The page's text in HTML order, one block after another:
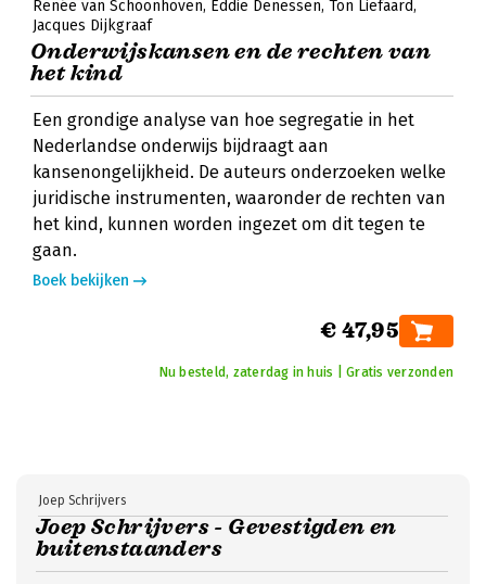
Renée van Schoonhoven Eddie Denessen Ton Liefaard
Jacques Dijkgraaf
Onderwijskansen en de rechten van
het kind
Een grondige analyse van hoe segregatie in het
Nederlandse onderwijs bijdraagt aan
kansenongelijkheid. De auteurs onderzoeken welke
juridische instrumenten, waaronder de rechten van
het kind, kunnen worden ingezet om dit tegen te
gaan.
Boek bekijken
€ 47,95
Nu besteld, zaterdag in huis | Gratis verzonden
Joep Schrijvers - Gevestigden en
buitenstaanders
Joep Schrijvers